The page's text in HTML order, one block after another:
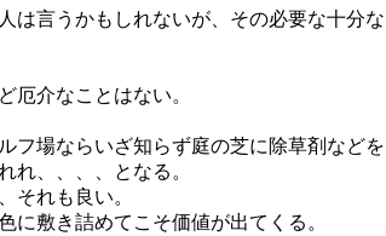
は言うかもしれないが、その必要な十分な
厄介なことはない。
フ場ならいざ知らず庭の芝に除草剤などを
れ、、、、となる。
それも良い。
に敷き詰めてこそ価値が出てくる。